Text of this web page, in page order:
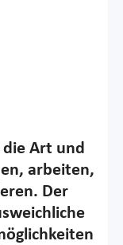
Art und
arbeiten,
Der